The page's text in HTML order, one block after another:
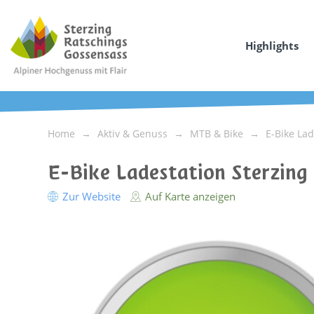
Highlights
Home Aktiv & Genuss MTB & Bike E-Bike
E-Bike Ladestation Sterzing
Zur Website Auf Karte anzeigen